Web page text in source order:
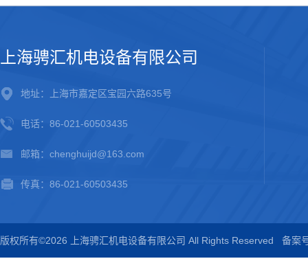
上海骋汇机电设备有限公司
地址：上海市嘉定区宝园六路635号
电话：86-021-60503435
邮箱：chenghuijd@163.com
传真：86-021-60503435
版权所有©2026 上海骋汇机电设备有限公司 All Rights Reserved 备案